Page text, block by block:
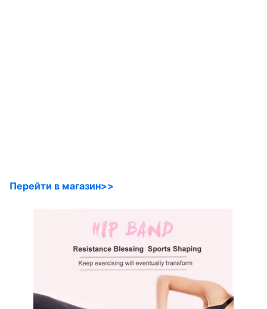
Перейти в магазин>>